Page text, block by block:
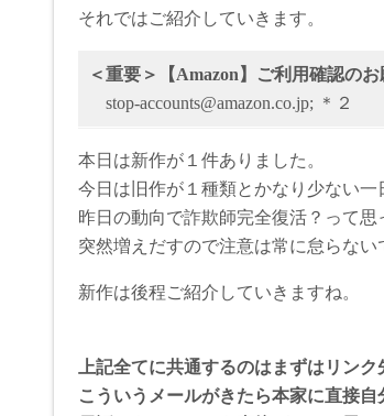
それではご紹介していきます。
＜重要＞【Amazon】ご利⽤確認のお
stop-accounts@amazon.co.jp; ＊２
本日は新作が１件ありました。
今日は旧作が１種類とかなり少ない一
昨日の動向で詐欺師完全復活？って
突然増えだすので注意は常に怠らない
新作は後程ご紹介していきますね。
上記全てに共通するのはまずはリン
こういうメールがきたら本家に直接自